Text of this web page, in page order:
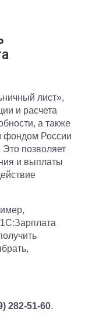
лист»,
и расчета
а также
фондом России
позволяет
и выплаты
282-51-60.